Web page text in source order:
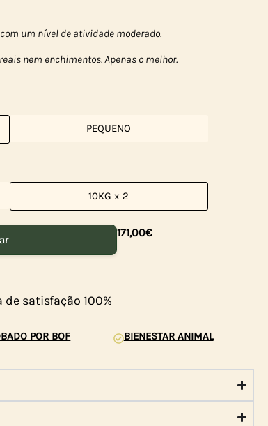
um nível de atividade moderado.
nem enchimentos. Apenas o melhor.
PEQUENO
10KG x 2
171,00€
de satisfação 100%
POR BOF BIENESTAR ANIMAL